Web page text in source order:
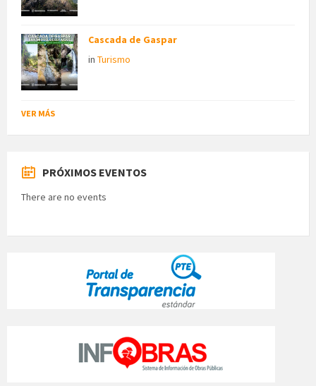
Cascada de Gaspar
in Turismo
VER MÁS
PRÓXIMOS EVENTOS
There are no events